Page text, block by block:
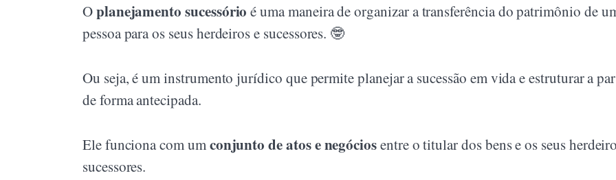
Oplanejamento sucessório é uma maneira de organizar a transferência do patrimônio de
pessoa para os seus herdeiros e sucessores. 🤓
Ou seja, é um instrumento jurídico que permite planejar a sucessão em vida e estruturar a
de forma antecipada.
Ele funciona com umconjunto de atos e negóciosentre o titular dos bens e os seus
sucessores.